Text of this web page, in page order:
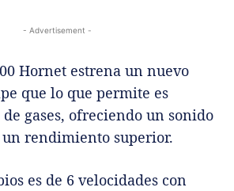
- Advertisement -
Hornet estrena un nuevo
que lo que permite es
gases, ofreciendo un sonido
rendimiento superior.
es de 6 velocidades con